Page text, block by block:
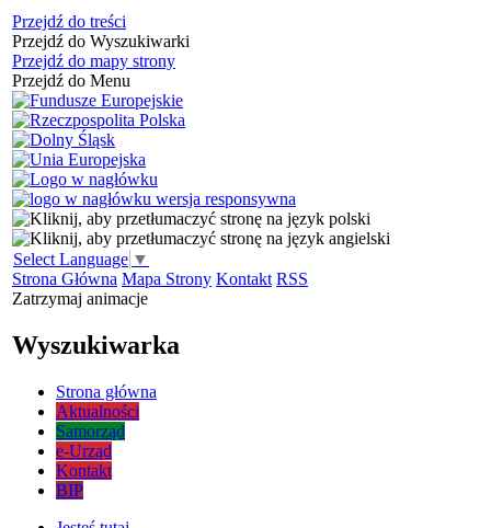
Przejdź do treści
Przejdź do Wyszukiwarki
Przejdź do mapy strony
Przejdź do Menu
Select Language ▼
Strona Główna Mapa Strony Kontakt RSS
Zatrzymaj animacje
Wyszukiwarka
Strona główna
Aktualności
Samorząd
e-Urząd
Kontakt
BIP